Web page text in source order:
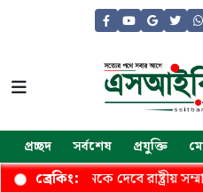
প্রচ্ছদ সর্বশেষ প্রযুক্তি
ব্রেকিং:দেবে রাষ্ট্রীয় সম্মানী,